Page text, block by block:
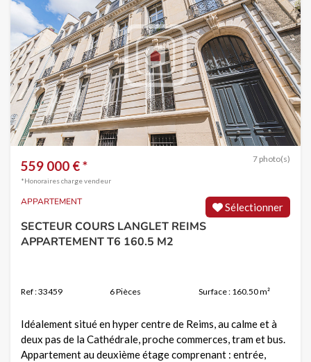
7 photo(s)
559 000 € *
*Honoraires charge vendeur
Sélectionner
APPARTEMENT
SECTEUR COURS LANGLET REIMS
APPARTEMENT T6 160.5 M2
Ref : 33459 6 Pièces Surface : 160.50 m²
Idéalement situé en hyper centre de Reims, au calme et à
deux pas de la Cathédrale, proche commerces, tram et bus.
Appartement au deuxième étage comprenant : entrée,